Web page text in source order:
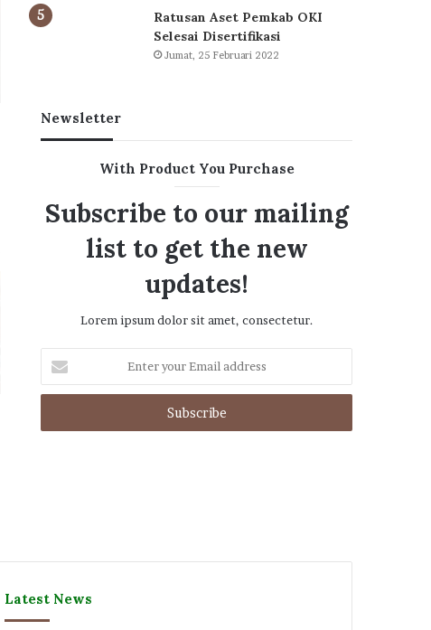
Ratusan Aset Pemkab OKI
Selesai Disertifikasi
Jumat, 25 Februari 2022
Newsletter
With Product You Purchase
Subscribe to our mailing
list to get the new
updates!
Lorem ipsum dolor sit amet, consectetur.
your
Email
Latest News